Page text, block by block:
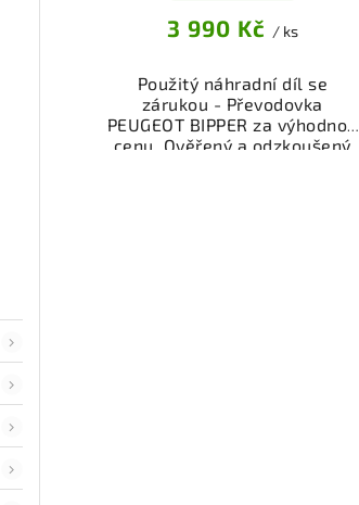
3 990 Kč / ks
Použitý náhradní díl se
zárukou - Převodovka
PEUGEOT BIPPER za výhodnou
cenu. Ověřený a odzkoušený